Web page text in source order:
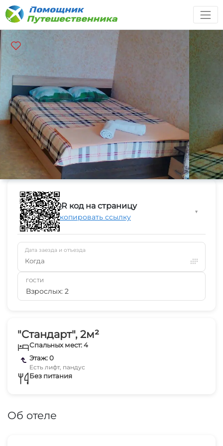
"Стандарт", 2м²
Спальных мест: 4
Этаж: 0
Есть лифт, пандус
Без питания
Об отеле
QR код на страницу
Скопировать ссылку
▼
Дата заезда и отъезда
Когда
ГОСТИ
Взрослых: 2